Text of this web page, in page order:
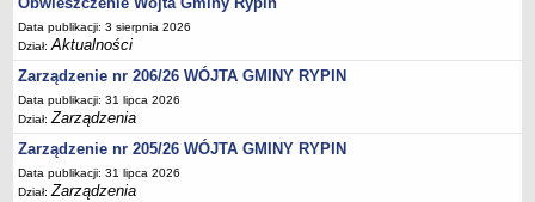
Regulamin naboru na wolne stanowiska urzędnicze
Ogłoszenia o naborze na wolne stanowiska urzędnicze
Lista kandydatów spełniających wymagania formalne w naborach na
wolne stanowiska urzędnicze
Wyniki naboru na wolne stanowiska urzędnicze
Petycje
Sygnaliści
Data publikacji: 3 sierpnia 2026
Dział:Aktualności
Zarządzenie nr 206/26 WÓJTA GMINY RYPIN
Data publikacji: 31 lipca 2026
Dział:Zarządzenia
Zarządzenie nr 205/26 WÓJTA GMINY RYPIN
Data publikacji: 31 lipca 2026
Dział:Zarządzenia